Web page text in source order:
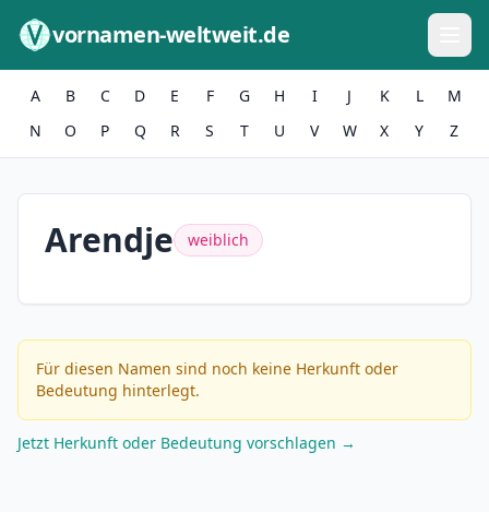
vornamen-weltweit.de
A B C D E F G H I J K L
M
N
O P Q R S T U V W X Y Z
Arendje weiblich
Für diesen Namen sind noch keine Herkunft oder
Bedeutung hinterlegt.
Jetzt Herkunft oder Bedeutung vorschlagen →